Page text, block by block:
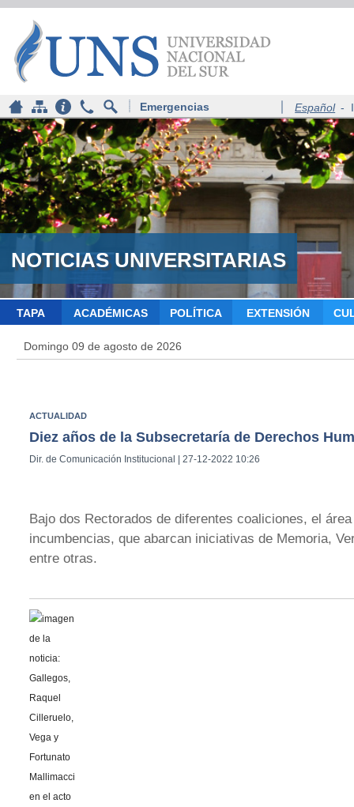
Emergencias Español -
NOTICIAS UNIVERSITARIAS
TAPA ACADÉMICAS POLÍTICA EXTENSIÓN
Domingo 09 de agosto de 2026
ACTUALIDAD
Diez años de la Subsecretaría de Derechos
Dir. de Comunicación Institucional | 27-12-2022 10:26
Bajo dos Rectorados de diferentes coaliciones, el
incumbencias, que abarcan iniciativas de Memoria,
entre otras.